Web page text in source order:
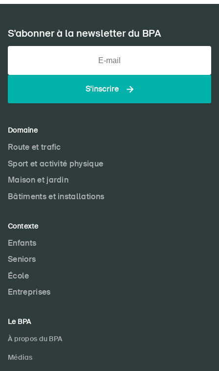
S'abonner à la newsletter du BPA
S'inscrire
Domaine
Route et trafic
Sport et activité physique
Maison et jardin
Bâtiments et installations
Contexte
Enfants
Seniors
École
Entreprises
Le BPA
À propos du BPA
Médias